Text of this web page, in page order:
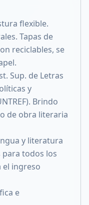
flexible.
Tapas de
reciclables, se
Sup. de Letras
y
Brindo
de obra literaria
y literatura
para todos los
el ingreso
e